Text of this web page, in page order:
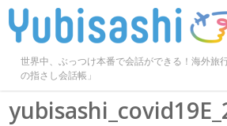
世界中、ぶっつけ本番で会話ができる！海外旅
の指さし会話帳」